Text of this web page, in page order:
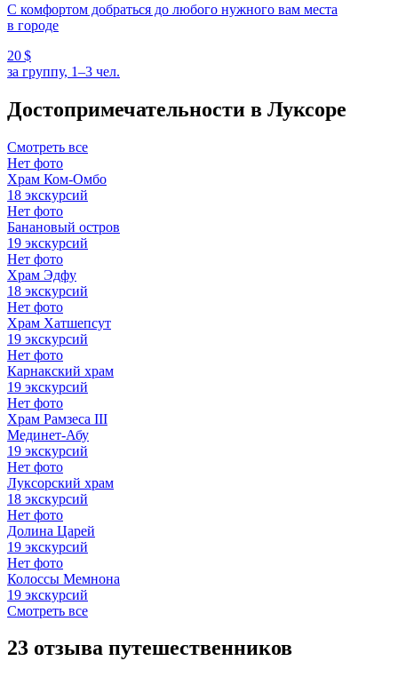
С комфортом добраться до любого нужного вам места
в городе
20 $
за группу, 1–3 чел.
Достопримечательности в Луксоре
Смотреть все
Нет фото
Храм Ком-Омбо
18 экскурсий
Нет фото
Банановый остров
19 экскурсий
Нет фото
Храм Эдфу
18 экскурсий
Нет фото
Храм Хатшепсут
19 экскурсий
Нет фото
Карнакский храм
19 экскурсий
Нет фото
Храм Рамзеса III
Мединет-Абу
19 экскурсий
Нет фото
Луксорский храм
18 экскурсий
Нет фото
Долина Царей
19 экскурсий
Нет фото
Колоссы Мемнона
19 экскурсий
Смотреть все
23 отзыва путешественников